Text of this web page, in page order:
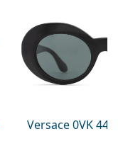
Versace 0VK